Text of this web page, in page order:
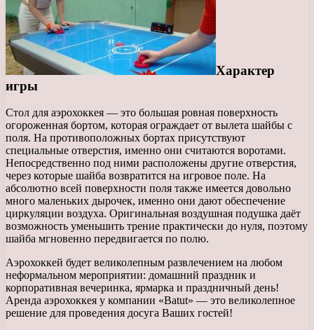
Характер
игры
Стол для аэрохоккея — это большая ровная поверхность
огороженная бортом, которая ограждает от вылета шайбы с
поля. На противоположных бортах присутствуют
специальные отверстия, именно они считаются воротами.
Непосредственно под ними расположены другие отверстия,
через которые шайба возвратится на игровое поле. На
абсолютно всей поверхности поля также имеется довольно
много маленьких дырочек, именно они дают обеспечение
циркуляции воздуха. Оригинальная воздушная подушка даёт
возможность уменьшить трение практически до нуля, поэтому
шайба мгновенно передвигается по полю.
Аэрохоккей будет великолепным развлечением на любом
неформальном мероприятии: домашний праздник и
корпоративная вечеринка, ярмарка и праздничный день!
Аренда аэрохоккея у компании «Batut» — это великолепное
решение для проведения досуга Ваших гостей!